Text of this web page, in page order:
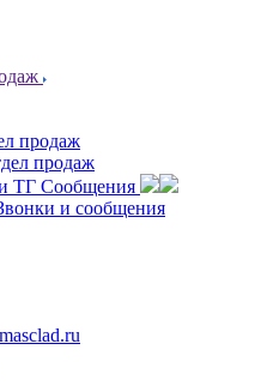
продаж
продаж
ТГ Сообщения
и сообщения